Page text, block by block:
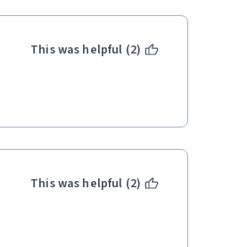
This was helpful (2)
This was helpful (2)